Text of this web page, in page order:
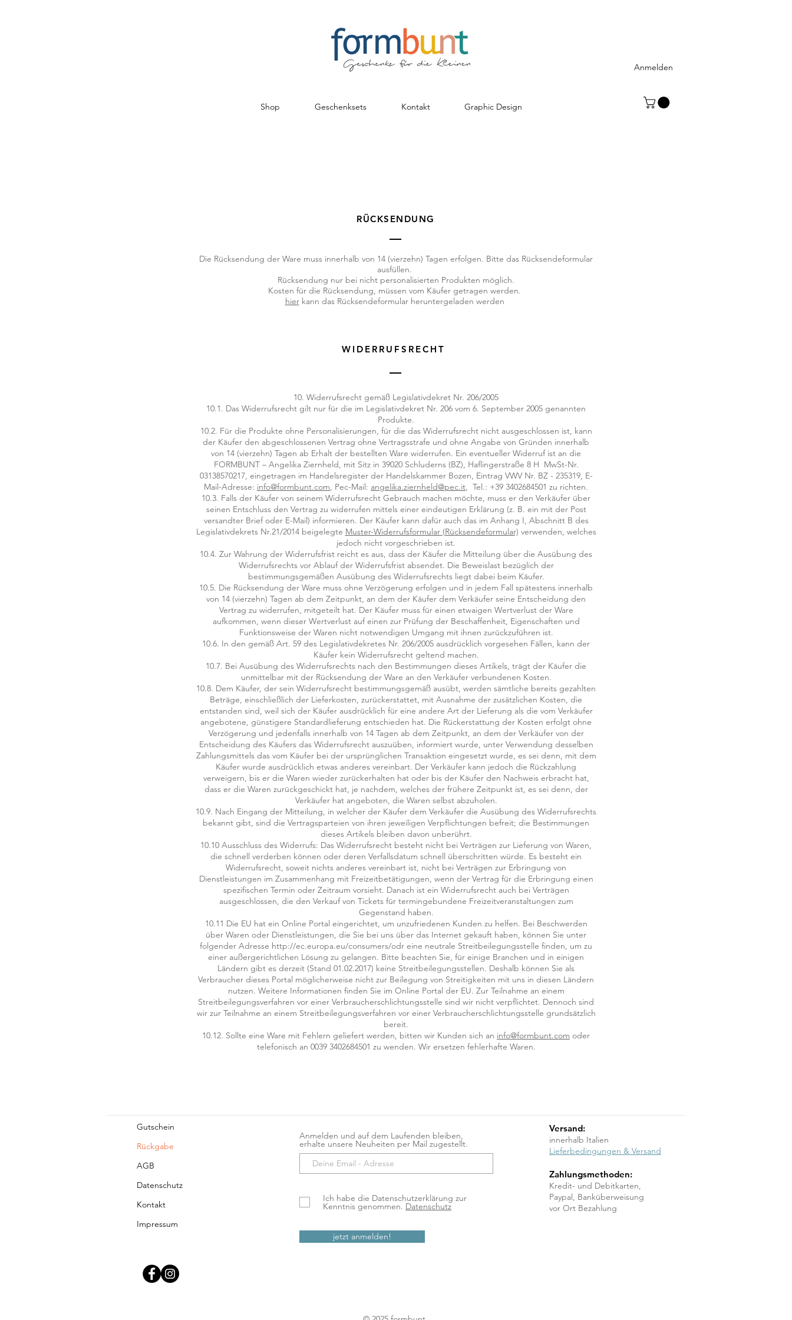
Shop Geschenksets Kontakt Graphic Design
Anmelden
RÜCKSENDUNG
Die Rücksendung der Ware muss innerhalb von 14 (vierzehn) Tagen erfolgen. Bitte das Rücksendeformular
ausfüllen.
Rücksendung nur bei nicht personalisierten Produkten möglich.
Kosten für die Rücksendung, müssen vom Käufer getragen werden.
hierkann das Rücksendeformular heruntergeladen werden
WIDERRUFSRECHT
10. Widerrufsrecht gemäß Legislativdekret Nr. 206/2005
10.1. Das Widerrufsrecht gilt nur für die im Legislativdekret Nr. 206 vom 6. September 2005 genannten
Produkte.
10.2. Für die Produkte ohne Personalisierungen, für die das Widerrufsrecht nicht ausgeschlossen ist, kann
der Käufer den abgeschlossenen Vertrag ohne Vertragsstrafe und ohne Angabe von Gründen innerhalb
von 14 (vierzehn) Tagen ab Erhalt der bestellten Ware widerrufen. Ein eventueller Widerruf ist an die
FORMBUNT – Angelika Ziernheld, mit Sitz in 39020 Schluderns (BZ), Haflingerstraße 8 H MwSt-Nr.
03138570217, eingetragen im Handelsregister der Handelskammer Bozen, Eintrag VWV Nr. BZ - 235319, E-
Mail-Adresse: info@formbunt.com, Pec-Mail: angelika.ziernheld@pec.it, Tel.: +39 3402684501 zu richten.
10.3. Falls der Käufer von seinem Widerrufsrecht Gebrauch machen möchte, muss er den Verkäufer über
seinen Entschluss den Vertrag zu widerrufen mittels einer eindeutigen Erklärung (z. B. ein mit der Post
versandter Brief oder E-Mail) informieren. Der Käufer kann dafür auch das im Anhang I, Abschnitt B des
Legislativdekrets Nr.21/2014 beigelegte Muster-Widerrufsformular (Rücksendeformular) verwenden, welches
jedoch nicht vorgeschrieben ist.
10.4. Zur Wahrung der Widerrufsfrist reicht es aus, dass der Käufer die Mitteilung über die Ausübung des
Widerrufsrechts vor Ablauf der Widerrufsfrist absendet. Die Beweislast bezüglich der
bestimmungsgemäßen Ausübung des Widerrufsrechts liegt dabei beim Käufer.
10.5. Die Rücksendung der Ware muss ohne Verzögerung erfolgen und in jedem Fall spätestens innerhalb
von 14 (vierzehn) Tagen ab dem Zeitpunkt, an dem der Käufer dem Verkäufer seine Entscheidung den
Vertrag zu widerrufen, mitgeteilt hat. Der Käufer muss für einen etwaigen Wertverlust der Ware
aufkommen, wenn dieser Wertverlust auf einen zur Prüfung der Beschaffenheit, Eigenschaften und
Funktionsweise der Waren nicht notwendigen Umgang mit ihnen zurückzuführen ist.
10.6. In den gemäß Art. 59 des Legislativdekretes Nr. 206/2005 ausdrücklich vorgesehen Fällen, kann der
Käufer kein Widerrufsrecht geltend machen.
10.7. Bei Ausübung des Widerrufsrechts nach den Bestimmungen dieses Artikels, trägt der Käufer die
unmittelbar mit der Rücksendung der Ware an den Verkäufer verbundenen Kosten.
10.8. Dem Käufer, der sein Widerrufsrecht bestimmungsgemäß ausübt, werden sämtliche bereits gezahlten
Beträge, einschließlich der Lieferkosten, zurückerstattet, mit Ausnahme der zusätzlichen Kosten, die
entstanden sind, weil sich der Käufer ausdrücklich für eine andere Art der Lieferung als die vom Verkäufer
angebotene, günstigere Standardlieferung entschieden hat. Die Rückerstattung der Kosten erfolgt ohne
Verzögerung und jedenfalls innerhalb von 14 Tagen ab dem Zeitpunkt, an dem der Verkäufer von der
Entscheidung des Käufers das Widerrufsrecht auszuüben, informiert wurde, unter Verwendung desselben
Zahlungsmittels das vom Käufer bei der ursprünglichen Transaktion eingesetzt wurde, es sei denn, mit dem
Käufer wurde ausdrücklich etwas anderes vereinbart. Der Verkäufer kann jedoch die Rückzahlung
verweigern, bis er die Waren wieder zurückerhalten hat oder bis der Käufer den Nachweis erbracht hat,
dass er die Waren zurückgeschickt hat, je nachdem, welches der frühere Zeitpunkt ist, es sei denn, der
Verkäufer hat angeboten, die Waren selbst abzuholen.
10.9. Nach Eingang der Mitteilung, in welcher der Käufer dem Verkäufer die Ausübung des Widerrufsrechts
bekannt gibt, sind die Vertragsparteien von ihren jeweiligen Verpflichtungen befreit; die Bestimmungen
dieses Artikels bleiben davon unberührt.
10.10 Ausschluss des Widerrufs: Das Widerrufsrecht besteht nicht bei Verträgen zur Lieferung von Waren,
die schnell verderben können oder deren Verfallsdatum schnell überschritten würde. Es besteht ein
Widerrufsrecht, soweit nichts anderes vereinbart ist, nicht bei Verträgen zur Erbringung von
Dienstleistungen im Zusammenhang mit Freizeitbetätigungen, wenn der Vertrag für die Erbringung einen
spezifischen Termin oder Zeitraum vorsieht. Danach ist ein Widerrufsrecht auch bei Verträgen
ausgeschlossen, die den Verkauf von Tickets für termingebundene Freizeitveranstaltungen zum
Gegenstand haben.
10.11 Die EU hat ein Online Portal eingerichtet, um unzufriedenen Kunden zu helfen. Bei Beschwerden
über Waren oder Dienstleistungen, die Sie bei uns über das Internet gekauft haben, können Sie unter
folgender Adresse http://ec.europa.eu/consumers/odr eine neutrale Streitbeilegungsstelle finden, um zu
einer außergerichtlichen Lösung zu gelangen. Bitte beachten Sie, für einige Branchen und in einigen
Ländern gibt es derzeit (Stand 01.02.2017) keine Streitbeilegungsstellen. Deshalb können Sie als
Verbraucher dieses Portal möglicherweise nicht zur Beilegung von Streitigkeiten mit uns in diesen Ländern
nutzen. Weitere Informationen finden Sie im Online Portal der EU. Zur Teilnahme an einem
Streitbeilegungsverfahren vor einer Verbraucherschlichtungsstelle sind wir nicht verpflichtet. Dennoch sind
wir zur Teilnahme an einem Streitbeilegungsverfahren vor einer Verbraucherschlichtungsstelle grundsätzlich
bereit.
10.12. Sollte eine Ware mit Fehlern geliefert werden, bitten wir Kunden sich an info@formbunt.com oder
telefonisch an 0039 3402684501 zu wenden. Wir ersetzen fehlerhafte Waren.
Anmelden und auf dem Laufenden bleiben,
erhalte unsere Neuheiten per Mail zugestellt.
Ich habe die Datenschutzerklärung zur
Kenntnis genommen. Datenschutz
jetzt anmelden!
Versand:
innerhalb Italien
Lieferbedingungen & Versand
Zahlungsmethoden:
Kredit- und Debitkarten,
Paypal, Banküberweisung
vor Ort Bezahlung
Gutschein
Rückgabe
AGB
Datenschutz
Kontakt
Impressum